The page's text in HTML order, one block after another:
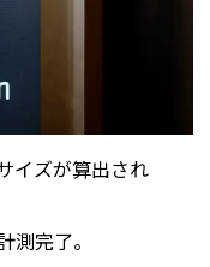
イズが算出され
測完了。